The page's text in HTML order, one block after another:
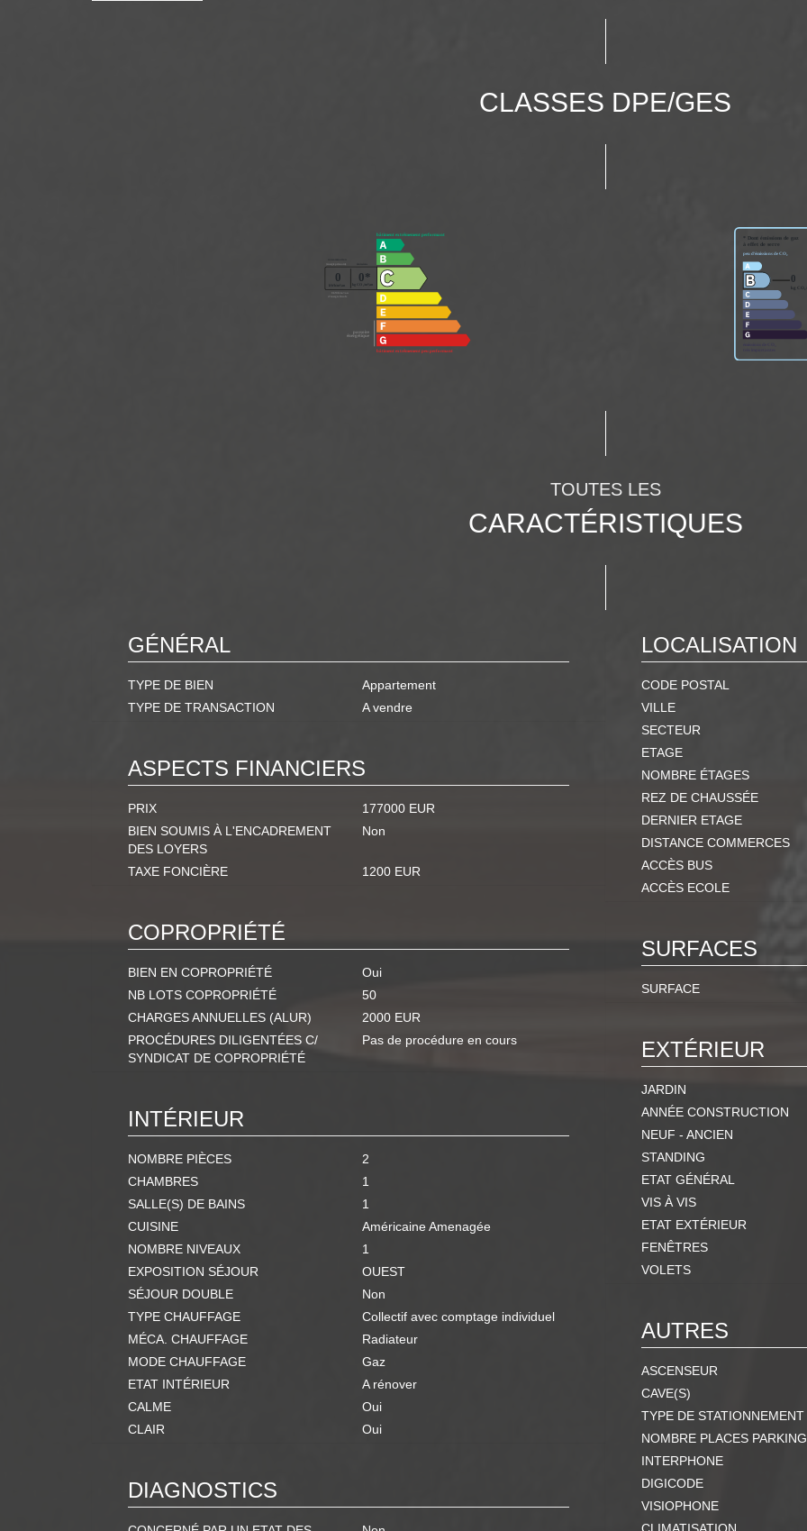
CLASSES DPE/GES
TOUTES LES
CARACTÉRISTIQUES
GÉNÉRAL
TYPE DE BIEN
Appartement
TYPE DE TRANSACTION
A vendre
LOCALISATION
CODE POSTAL
VILLE
SECTEUR
ETAGE
NOMBRE ÉTAGES
REZ DE CHAUSSÉE
DERNIER ETAGE
DISTANCE COMMERCES
ACCÈS BUS
ACCÈS ECOLE
ASPECTS FINANCIERS
PRIX
177000 EUR
BIEN SOUMIS À L'ENCADREMENT
DES LOYERS
Non
TAXE FONCIÈRE 1200 EUR
COPROPRIÉTÉ
BIEN EN COPROPRIÉTÉ
Oui
NB LOTS COPROPRIÉTÉ
50
CHARGES ANNUELLES (ALUR)
2000 EUR
PROCÉDURES DILIGENTÉES C/
SYNDICAT DE COPROPRIÉTÉ
Pas de procédure en cours
SURFACES
SURFACE
EXTÉRIEUR
JARDIN
ANNÉE CONSTRUCTION
NEUF - ANCIEN
STANDING
ETAT GÉNÉRAL
VIS À VIS
ETAT EXTÉRIEUR
FENÊTRES
VOLETS
INTÉRIEUR
NOMBRE PIÈCES
2
CHAMBRES
1
SALLE(S) DE BAINS
1
CUISINE
Américaine Amenagée
NOMBRE NIVEAUX
1
EXPOSITION SÉJOUR
OUEST
SÉJOUR DOUBLE
Non
TYPE CHAUFFAGE
Collectif avec comptage individuel
MÉCA. CHAUFFAGE
Radiateur
MODE CHAUFFAGE
Gaz
ETAT INTÉRIEUR
A rénover
CALME
Oui
CLAIR
Oui
AUTRES
ASCENSEUR
CAVE(S)
TYPE DE STATIONNEMENT
NOMBRE PLACES PARKING
INTERPHONE
DIGICODE
VISIOPHONE
DIAGNOSTICS